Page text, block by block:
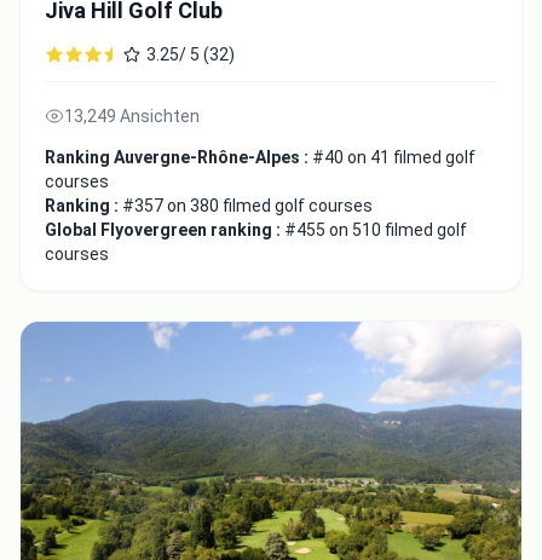
Jiva Hill Golf Club
3.25/ 5 (32)
13,249 Ansichten
Ranking Auvergne-Rhône-Alpes : #40 on 41 filmed golf
courses
Ranking : #357 on 380 filmed golf courses
Global Flyovergreen ranking : #455 on 510 filmed golf
courses